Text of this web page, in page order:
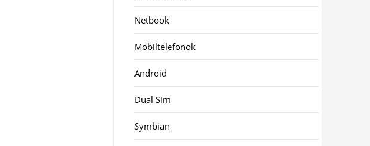
Netbook
Mobiltelefonok
Android
Dual Sim
Symbian